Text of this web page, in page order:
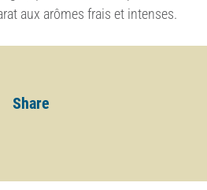
aux arômes frais et intenses.
Share